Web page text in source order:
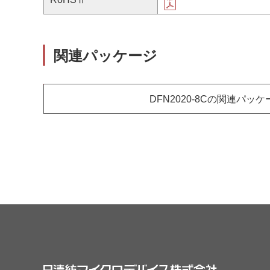
関連パッケージ
DFN2020-8Cの関連パッケ